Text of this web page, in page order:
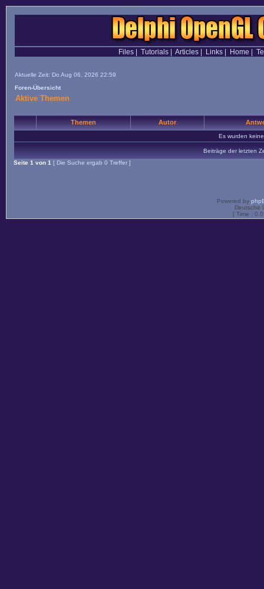
Files| Tutorials| Articles| Links| Home
Aktuelle Zeit: Do Aug 06, 2026 22:59
Foren-Übersicht
Aktive Themen
Themen Autor
Es wurden
Beiträge der letzten
Seite 1 von 1 [ Die Suche ergab 0 Treffer ]
Powered by
Deutsche
[ Time :